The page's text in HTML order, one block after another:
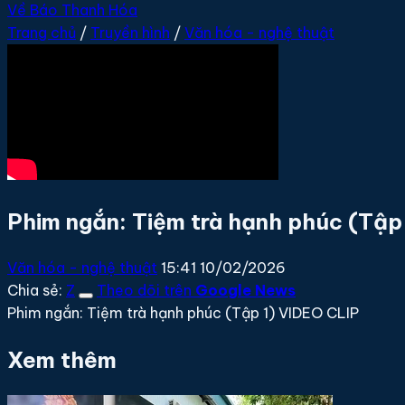
Về Báo Thanh Hóa
Trang chủ / Truyền hình / Văn hóa - nghệ thuật
Phim ngắn: Tiệm trà hạnh phúc (Tập
Văn hóa - nghệ thuật 15:41 10/02/2026
Chia sẻ: Z Theo dõi trên Google News
Phim ngắn: Tiệm trà hạnh phúc (Tập 1) VIDEO CLIP
Xem thêm